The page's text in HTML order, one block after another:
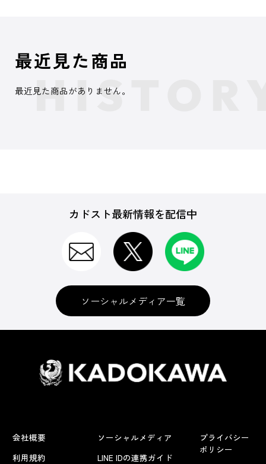
最近見た商品
最近見た商品がありません。
カドスト最新情報を配信中
ソーシャルメディア一覧
会社概要
利用規約
ソーシャルメディア
LINE IDの連携ガイド
プライバシー
ポリシー